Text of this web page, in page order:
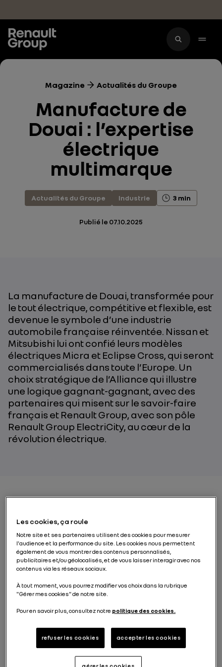
Magazine Actualités du Groupe
Manufacture de
Douai : l’expertise
électrique
multimarque
Actualités du Groupe Industrie 3 min
Publié le 07.10.2025
La manufacture de Douai, transformée pour
le tout électrique, compétitive et flexible, est
devenue le symbole d’une industrie
automobile française réinventée. Nissan et
Mitsubishi lui ont confié leurs modèles
électriques Micra et Eclipse Cross, qui seront
commercialisés dans toute l’Europe. Un
choix stratégique de l’Alliance qui illustre
une logique gagnant-gagnant, avec des
partenaires qui misent sur le savoir-faire
français et Renault Group, avec son pôle
Renault Group ElectriCity, au cœur de la
révolution électrique.
Une transformation
historique vers le tout
électrique
l’excellence de l’industrie automobile française avec
la Renault 5, la Fuego, l’Espace ou encore le Scénic.
marché, le site a relevé un pari audacieux : devenir
millions d’euros d’investissements
d’installer une nouvelle plateforme modulaire aux
standards de l’Alliance (Alliance Standard Line) et de
construire un nouvel atelier pour assembler des
Les cookies, ça roule
Notre site et ses partenaires utilisent des cookies pour mesurer
l'audience et la performance du site. Les cookies nous permettent
également de vous montrer des contenus personnalisés,
publicitaires et/ou géolocalisés, et de vous laisser interagir avec nos
contenus via les réseaux sociaux.
À tout moment, vous pourrez modifier vos choix dans la rubrique
"Gérer mes cookies" de notre site.
Pour en savoir plus, consultez notre politique des cookies.
refuser les cookies accepter les cookies